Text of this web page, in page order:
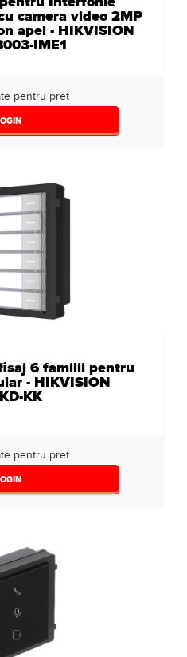
camera video 2MP
apel - HIKVISION
IME1
pentru pret
6 familii pentru
- HIKVISION
KK
pentru pret